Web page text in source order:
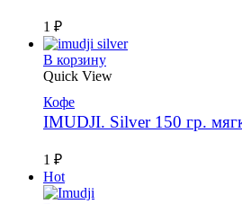
1 ₽
В корзину
Quick View
Кофе
IMUDJI. Silver 150 гр.
1 ₽
Hot